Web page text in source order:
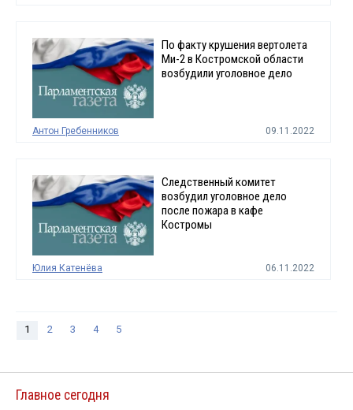
По факту крушения вертолета
Ми-2 в Костромской области
возбудили уголовное дело
Антон Гребенников 09.11.2022
Следственный комитет
возбудил уголовное дело
после пожара в кафе
Костромы
Юлия Катенёва 06.11.2022
1 2 3 4 5
Главное сегодня